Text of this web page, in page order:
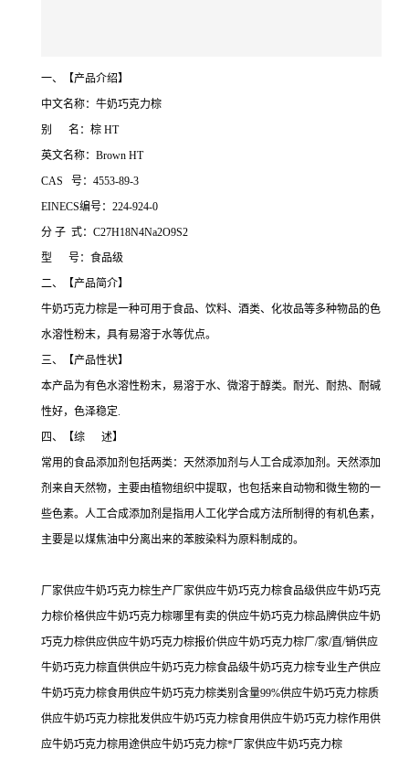
一、【产品介绍】
中文名称：牛奶巧克力棕
别 名：棕 HT
英文名称：Brown HT
CAS 号：4553-89-3
EINECS编号：224-924-0
分 子 式：C27H18N4Na2O9S2
型 号：食品级
二、【产品简介】
牛奶巧克力棕是一种可用于食品、饮料、酒类、化妆品等多种物品的色
水溶性粉末，具有易溶于水等优点。
三、【产品性状】
本产品为有色水溶性粉末，易溶于水、微溶于醇类。耐光、耐热、耐碱
性好，色泽稳定.
四、【综 述】
常用的食品添加剂包括两类：天然添加剂与人工合成添加剂。天然添加
剂来自天然物，主要由植物组织中提取，也包括来自动物和微生物的一
些色素。人工合成添加剂是指用人工化学合成方法所制得的有机色素，
主要是以煤焦油中分离出来的苯胺染料为原料制成的。
厂家供应牛奶巧克力棕生产厂家供应牛奶巧克力棕食品级供应牛奶巧克
力棕价格供应牛奶巧克力棕哪里有卖的供应牛奶巧克力棕品牌供应牛奶
巧克力棕供应供应牛奶巧克力棕报价供应牛奶巧克力棕厂/家/直/销供应
牛奶巧克力棕直供供应牛奶巧克力棕食品级牛奶巧克力棕专业生产供应
牛奶巧克力棕食用供应牛奶巧克力棕类别含量99%供应牛奶巧克力棕质
供应牛奶巧克力棕批发供应牛奶巧克力棕食用供应牛奶巧克力棕作用供
应牛奶巧克力棕用途供应牛奶巧克力棕*厂家供应牛奶巧克力棕